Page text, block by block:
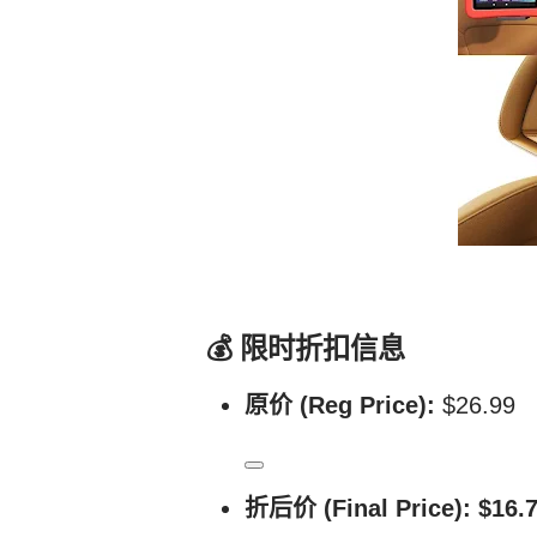
💰 限时折扣信息
原价 (Reg Price): $26.99
折后价 (Final Price):